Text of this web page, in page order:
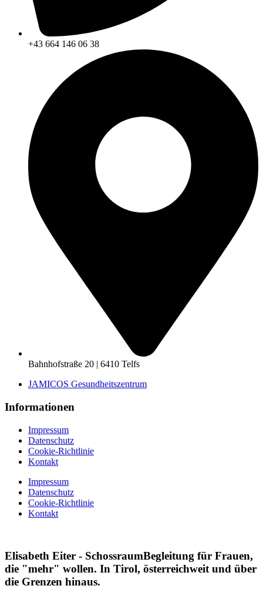
+43 664 146 06 38
Bahnhofstraße 20 | 6410 Telfs
JAMICOS Gesundheitszentrum
Informationen
Impressum
Datenschutz
Cookie-Richtlinie
Kontakt
Impressum
Datenschutz
Cookie-Richtlinie
Kontakt
Elisabeth Eiter - SchossraumBegleitung für Frauen,
die "mehr" wollen. In Tirol, österreichweit und über
die Grenzen hinaus.